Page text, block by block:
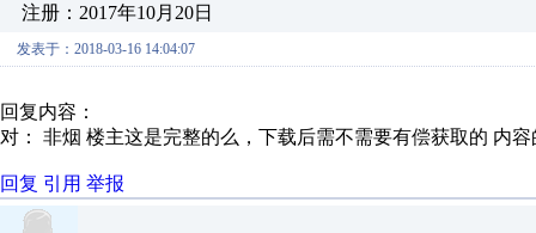
注册：2017年10月20日
发表于：2018-03-16 14:04:07
回复内容：
对： 非烟 楼主这是完整的么，下载后需不需要有偿获取的 内容
回复 引用 举报